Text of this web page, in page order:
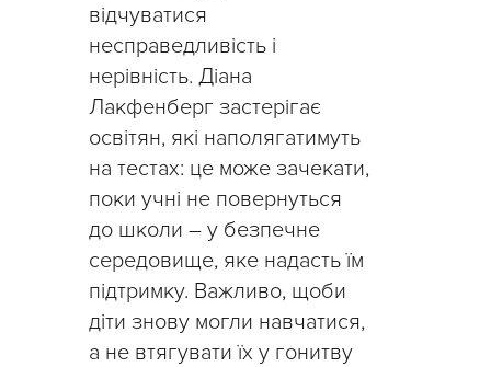
відчуватися
несправедливість і
нерівність. Діана
Лакфенберг застерігає
освітян, які наполягатимуть
на тестах: це може зачекати,
поки учні не повернуться
до школи – у безпечне
середовище, яке надасть їм
підтримку. Важливо, щоби
діти знову могли навчатися,
а не втягувати їх у гонитву